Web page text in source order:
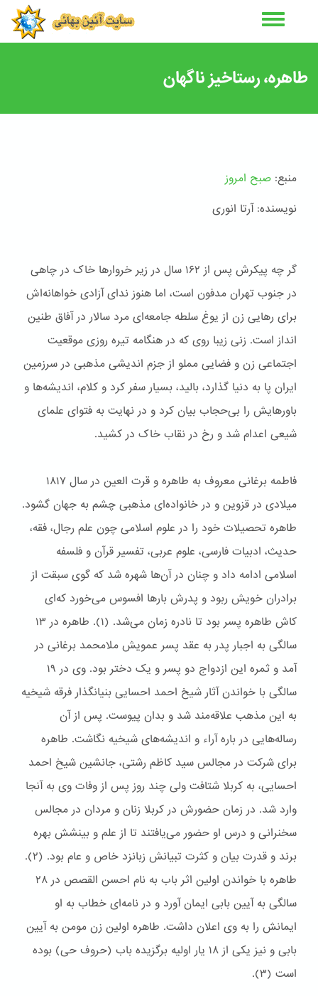
طاهره، رستاخیز ناگهان
منبع: صبح امروز
نویسنده: آرتا انوری
گر چه پیکرش پس از ۱۶۲ سال در زیر خروار‌ها خاک در چاهی
در جنوب تهران مدفون است، اما هنوز ندای آزادی خواهانه‌اش
برای رهایی زن از یوغ سلطه جامعه‌ای مرد سالار در آفاق طنین
انداز است. زنی زیبا روی که در هنگامه تیره روزی موقعیت
اجتماعی زن و فضایی مملو از جزم اندیشی مذهبی در سرزمین
ایران پا به دنیا گذارد، بالید، بسیار سفر کرد و کلام، اندیشه‌ها و
باور‌هایش را بی‌حجاب بیان کرد و در ‌‌نهایت به فتوای علمای
شیعی اعدام شد و رخ در نقاب خاک در کشید.
فاطمه برغانی معروف به طاهره و قرت العین در سال ۱۸۱۷
میلادی در قزوین و در خانواده‌ای مذهبی چشم به جهان گشود.
طاهره تحصیلات خود را در علوم اسلامی چون علم رجال، فقه،
حدیث، ادبیات فارسی، علوم عربی، تفسیر قرآن و فلسفه
اسلامی ادامه داد و چنان در آن‌ها شهره شد که گوی سبقت از
برادران خویش ربود و پدرش بار‌ها افسوس می‌خورد که‌ای
کاش طاهره پسر بود تا نادره زمان می‌شد. (۱). طاهره در ۱۳
سالگی به اجبار پدر به عقد پسر عمویش ملامحمد برغانی در
آمد و ثمره این ازدواج دو پسر و یک دختر بود. وی در ۱۹
سالگی با خواندن آثار شیخ احمد احسایی بنیانگذار فرقه شیخیه
به این مذهب علاقه‌مند شد و بدان پیوست. پس از آن
رساله‌هایی در باره آراء و اندیشه‌های شیخیه نگاشت. طاهره
برای شرکت در مجالس سید کاظم رشتی، جانشین شیخ احمد
احسایی، به کربلا شتافت ولی چند روز پس از وفات وی به آنجا
وارد شد. در زمان حضورش در کربلا زنان و مردان در مجالس
سخنرانی و درس او حضور می‌یافتند تا از علم و بینشش بهره
برند و قدرت بیان و کثرت تبیانش زبانزد خاص و عام بود. (۲).
طاهره با خواندن اولین اثر باب به نام احسن القصص در ۲۸
سالگی به آیین بابی ایمان آورد و در نامه‌ای خطاب به او
ایمانش را به وی اعلان داشت. طاهره اولین زن مومن به آیین
بابی و نیز یکی از ۱۸ یار اولیه برگزیده باب (حروف حی) بوده
است (۳).